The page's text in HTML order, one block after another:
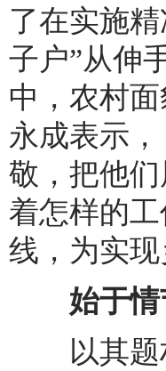
了在实施
子户”从伸
中，农村
永成表示
敬，把他
着怎样的
线，为实
始于
以其题材